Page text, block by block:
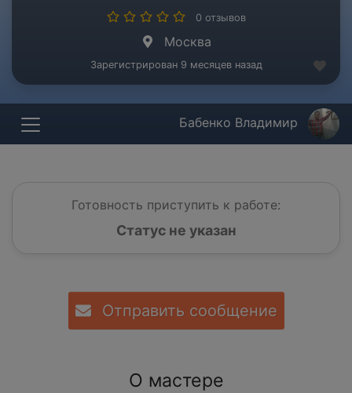
0 отзывов
Москва
Зарегистрирован 9 месяцев назад
Бабенко Владимир
Готовность приступить к работе:
Статус не указан
Отправить сообщение
О мастере